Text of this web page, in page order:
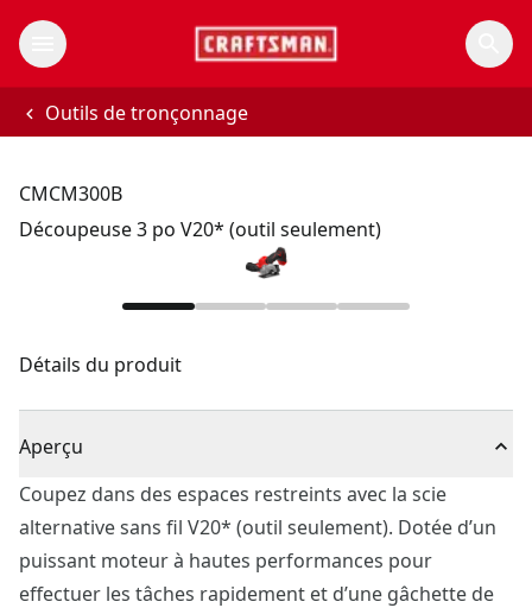
Outils de tronçonnage
CMCM300B
Découpeuse 3 po V20* (outil seulement)
Détails du produit
Aperçu
Coupez dans des espaces restreints avec la scie
alternative sans fil V20* (outil seulement). Dotée d’un
puissant moteur à hautes performances pour
effectuer les tâches rapidement et d’une gâchette de